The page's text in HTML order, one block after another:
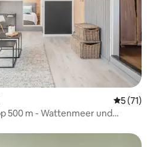
5 (71)
500 m - Wattenmeer und